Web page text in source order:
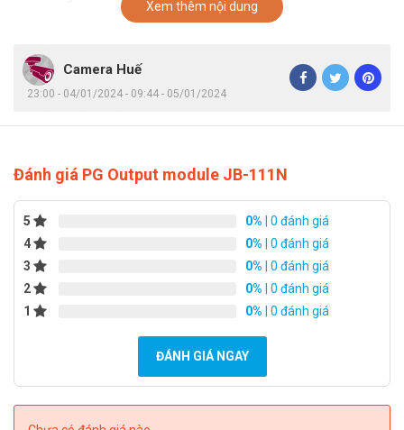
Xem thêm nội dung
Camera Huế
23:00 - 04/01/2024 - 09:44 - 05/01/2024
Đánh giá PG Output module JB-111N
5 0% | 0 đánh giá
4
0% | 0 đánh giá
3
0% | 0 đánh giá
2
0% | 0 đánh giá
1
0% | 0 đánh giá
ĐÁNH GIÁ NGAY